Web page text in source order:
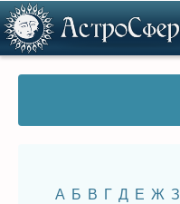
А Б В Г Д Е Ж З